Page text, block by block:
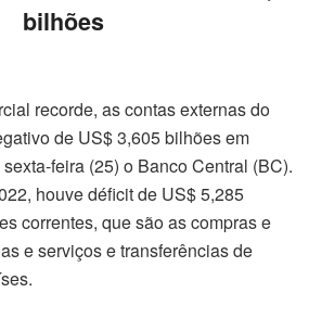
bilhões
recorde, as contas externas do
de US$ 3,605 bilhões em
feira (25) o Banco Central (BC).
houve déficit de US$ 5,285
correntes, que são as compras e
e serviços e transferências de